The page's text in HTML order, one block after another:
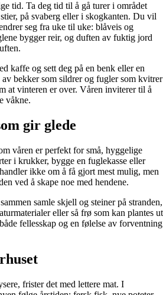
tid. Ta deg tid til å gå turer i området
på svaberg eller i skogkanten. Du vil
seg fra uke til uke: blåveis og
bygger reir, og duften av fuktig jord
kaffe og sett deg på en benk eller en
bekker som sildrer og fugler som kvitrer
at vinteren er over. Våren inviterer til å
våkne.
gir glede
våren er perfekt for små, hyggelige
i krukker, bygge en fuglekasse eller
ikke om å få gjort mest mulig, men
ved å skape noe med hendene.
samle skjell og steiner på stranden,
eller så frø som kan plantes ut
fellesskap og en følelse av forventning
frister det med lettere mat. I